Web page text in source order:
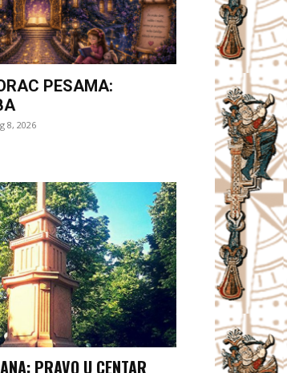
PESAMA:
8, 2026
PRAVO U CENTAR